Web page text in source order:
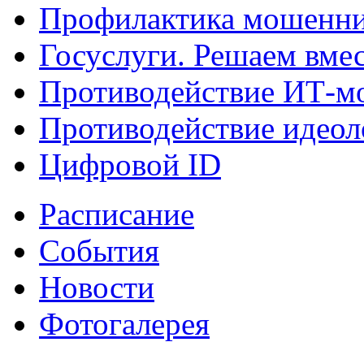
Профилактика
Госуслуги. Решаем
Противодействие ИТ-
Противодействие
Цифровой ID
Расписание
События
Новости
Фотогалерея